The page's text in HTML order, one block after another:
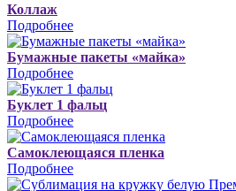
Коллаж
Подробнее
Бумажные пакеты «майка»
Подробнее
Буклет 1 фальц
Подробнее
Самоклеющаяся пленка
Подробнее